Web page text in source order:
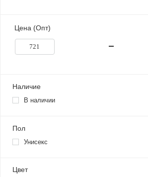
Цена (Опт)
Наличие
В наличии
Пол
Унисекс
Цвет